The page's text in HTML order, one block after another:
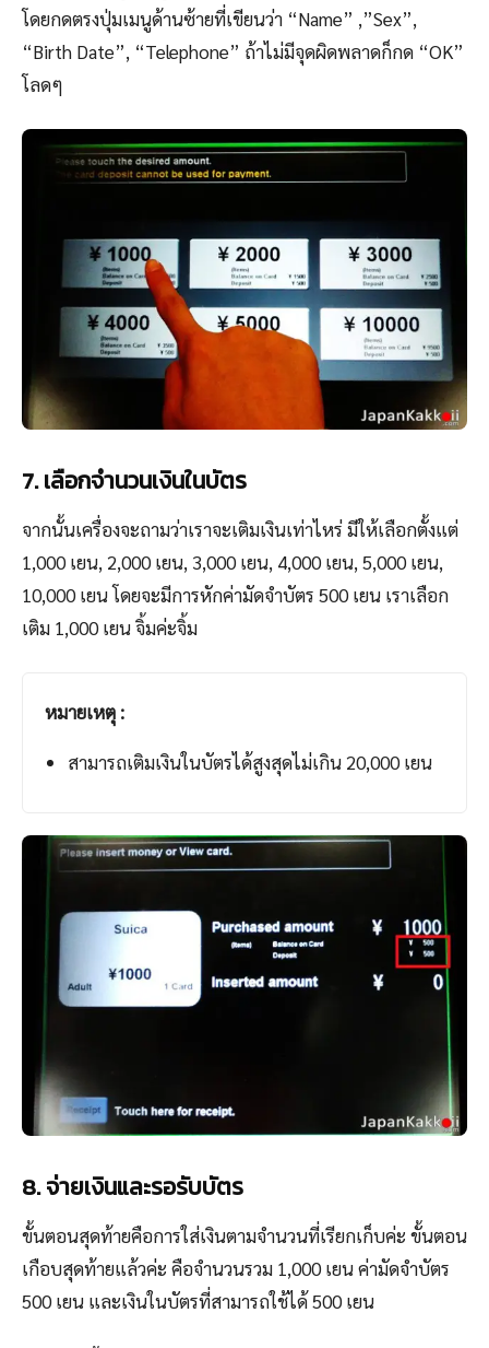
โดยกดตรงปุ่มเมนูด้านซ้ายที่เขียนว่า “Name” ,”Sex”,
“Birth Date”, “Telephone” ถ้าไม่มีจุดผิดพลาดก็กด “OK”
โลดๆ
7. เลือกจำนวนเงินในบัตร
จากนั้นเครื่องจะถามว่าเราจะเติมเงินเท่าไหร่ มีให้เลือกตั้งแต่
1,000 เยน, 2,000 เยน, 3,000 เยน, 4,000 เยน, 5,000 เยน,
10,000 เยน โดยจะมีการหักค่ามัดจำบัตร 500 เยน เราเลือก
เติม 1,000 เยน จิ้มค่ะจิ้ม
หมายเหตุ :
สามารถเติมเงินในบัตรได้สูงสุดไม่เกิน 20,000 เยน
8. จ่ายเงินและรอรับบัตร
ขั้นตอนสุดท้ายคือการใส่เงินตามจำนวนที่เรียกเก็บค่ะ ขั้นตอน
เกือบสุดท้ายแล้วค่ะ คือจำนวนรวม 1,000 เยน ค่ามัดจำบัตร
500 เยน และเงินในบัตรที่สามารถใช้ได้ 500 เยน